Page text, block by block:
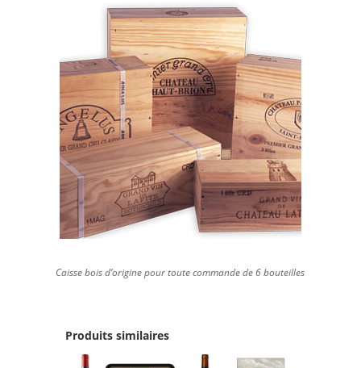
Caisse bois d’origine pour toute commande de 6 bouteilles
Produits similaires